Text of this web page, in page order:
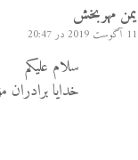
یمن مهربخش
11 آگوست 2019 در 20:47
سلام علیکم
خدایا